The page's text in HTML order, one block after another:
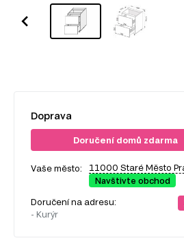
Doprava
Doručení domů zdarma
Vaše město:
11000 Staré Město
Navštivte obchod
Doručení na adresu:
- Kurýr